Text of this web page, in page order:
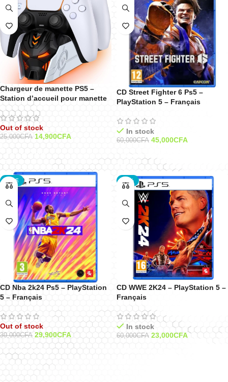
Chargeur de manette PS5 –
Station d’accueil pour manette
Playstation 5
Out of stock
25,000CFA 14,900CFA
Lire La Suite
CD Street Fighter 6 Ps5 –
PlayStation 5 – Français
In stock
60,000CFA 45,000CFA
SALE
CD Nba 2k24 Ps5 – PlayStation
5 – Français
Out of stock
30,000CFA 29,900CFA
Lire La Suite
-62%
CD WWE 2K24 – PlayStation 5 –
Français
In stock
60,000CFA 23,000CFA